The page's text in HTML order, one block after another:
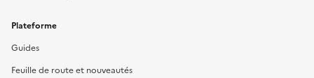
Plateforme
Guides
Feuille de route et nouveautés